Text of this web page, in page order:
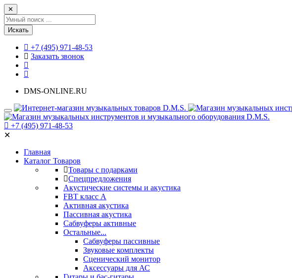
✕
Искать
+7 (495) 971-48-53
Заказать звонок
DMS-ONLINE.RU
+7 (495) 971-48-53
✕
Главная
Каталог Товаров
Товары с подарками
Спецпредложения
Акустические системы и акустика
FBT класс А
Активная акустика
Пассивная акустика
Сабвуферы активные
Остальные...
Сабвуферы пассивные
Звуковые комплекты
Сценический монитор
Аксессуары для АС